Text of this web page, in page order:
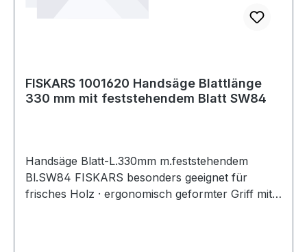
FISKARS 1001620 Handsäge Blattlänge
330 mm mit feststehendem Blatt SW84
Handsäge Blatt-L.330mm m.feststehendem
Bl.SW84 FISKARS besonders geeignet für
frisches Holz · ergonomisch geformter Griff mit